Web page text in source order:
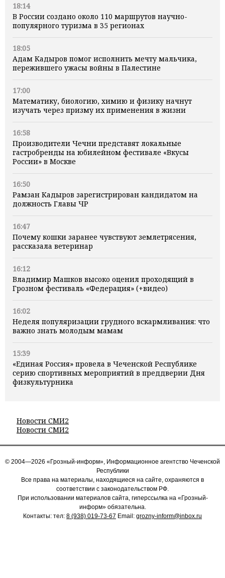
18:14
В России создано около 110 маршрутов научно-
популярного туризма в 35 регионах
18:05
Адам Кадыров помог исполнить мечту мальчика,
пережившего ужасы войны в Палестине
17:00
Математику, биологию, химию и физику начнут
изучать через призму их применения в жизни
16:58
Производители Чечни представят локальные
гастробренды на юбилейном фестивале «Вкусы
России» в Москве
16:50
Рамзан Кадыров зарегистрирован кандидатом на
должность Главы ЧР
16:47
Почему кошки заранее чувствуют землетрясения,
рассказала ветеринар
16:12
Владимир Машков высоко оценил проходящий в
Грозном фестиваль «Федерация» (+видео)
16:02
Неделя популяризации грудного вскармливания: что
важно знать молодым мамам
15:39
«Единая Россия» провела в Чеченской Республике
серию спортивных мероприятий в преддверии Дня
физкультурника
Новости СМИ2
Новости СМИ2
© 2004—2026 «Грозный-информ», Информационное агентство Чеченской
Республики
Все права на материалы, находящиеся на сайте, охраняются в
соответствии с законодательством РФ.
При использовании материалов сайта, гиперссылка на «Грозный-
информ» обязательна.
Контакты: тел: 8 (938) 019-73-67 Email: grozny-inform@inbox.ru